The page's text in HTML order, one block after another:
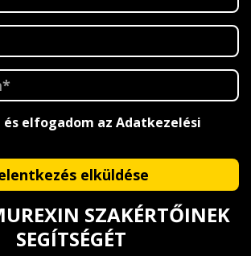
és elfogadom az Adatkezelési
SZAKÉRTŐINEK
SEGÍTSÉGÉT